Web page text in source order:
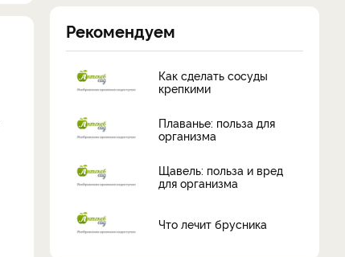
Рекомендуем
Как сделать сосуды
крепкими
Плаванье: польза для
организма
Щавель: польза и вред
для организма
Что лечит брусника